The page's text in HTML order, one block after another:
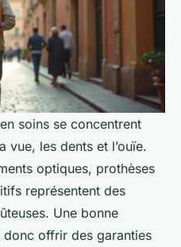
soins se concentrent
vue, les dents et l’ouïe.
optiques, prothèses
représentent des
Une bonne
offrir des garanties